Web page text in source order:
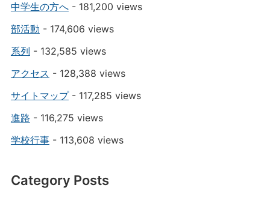
中学生の方へ- 181,200 views
部活動 - 174,606 views
系列 - 132,585 views
アクセス - 128,388 views
サイトマップ- 117,285 views
進路 - 116,275 views
学校行事- 113,608 views
Category Posts